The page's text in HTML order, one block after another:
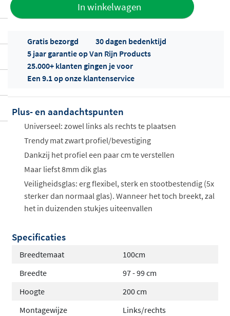
In winkelwagen
Offertes
ophalen...
Gratis bezorgd
30 dagen bedenktijd
5 jaar garantie op Van Rijn Products
25.000+ klanten gingen je voor
Een 9.1 op onze klantenservice
Plus- en aandachtspunten
Universeel: zowel links als rechts te plaatsen
Trendy mat zwart profiel/bevestiging
Dankzij het profiel een paar cm te verstellen
Maar liefst 8mm dik glas
Veiligheidsglas: erg flexibel, sterk en stootbestendig (5x
sterker dan normaal glas). Wanneer het toch breekt, zal
het in duizenden stukjes uiteenvallen
Specificaties
Breedtemaat
100cm
Breedte
97 - 99 cm
Hoogte
200 cm
Montagewijze
Links/rechts